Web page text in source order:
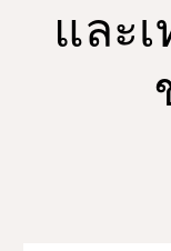
และ